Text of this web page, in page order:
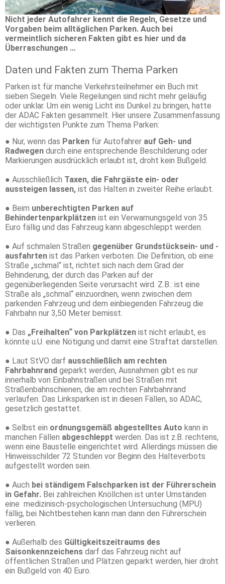
Nicht jeder Autofahrer kennt die Regeln, Gesetze und
Vorgaben beim alltäglichen Parken. Auch bei
vermeintlich sicheren Fakten gibt es hier und da
Überraschungen …
Daten und Fakten zum Thema Parken
Parken ist für manche Verkehrsteilnehmer ein Buch mit
sieben Siegeln. Viele Regelungen sind nicht mehr geläufig
oder unklar. Um ein wenig Licht ins Dunkel zu bringen, hatte
der ADAC Fakten gesammelt. Hier unsere Zusammenfassung
der wichtigsten Punkte zum Thema Parken:
● Nur, wenn das Parken für Autofahrer auf Geh- und
Radwegen durch eine entsprechende Beschilderung oder
Markierungen ausdrücklich erlaubt ist, droht kein Bußgeld.
● Ausschließlich Taxen, die Fahrgäste ein- oder
aussteigen lassen, ist das Halten in zweiter Reihe erlaubt.
● Beim unberechtigten Parken auf
Behindertenparkplätzen ist ein Verwarnungsgeld von 35
Euro fällig und das Fahrzeug kann abgeschleppt werden.
● Auf schmalen Straßen gegenüber Grundstücksein- und -
ausfahrten ist das Parken verboten. Die Definition, ob eine
Straße „schmal“ ist, richtet sich nach dem Grad der
Behinderung, der durch das Parken auf der
gegenüberliegenden Seite verursacht wird. Z.B.: ist eine
Straße als „schmal“ einzuordnen, wenn zwischen dem
parkenden Fahrzeug und dem einbiegenden Fahrzeug die
Fahrbahn nur 3,50 Meter bemisst.
● Das „Freihalten“ von Parkplätzen ist nicht erlaubt, es
könnte u.U. eine Nötigung und damit eine Straftat darstellen.
● Laut StVO darf ausschließlich am rechten
Fahrbahnrand geparkt werden, Ausnahmen gibt es nur
innerhalb von Einbahnstraßen und bei Straßen mit
Straßenbahnschienen, die am rechten Fahrbahnrand
verlaufen. Das Linksparken ist in diesen Fällen, so ADAC,
gesetzlich gestattet.
● Selbst ein ordnungsgemäß abgestelltes Auto kann in
manchen Fällen abgeschleppt werden. Das ist z.B. rechtens,
wenn eine Baustelle eingerichtet wird. Allerdings müssen die
Hinweisschilder 72 Stunden vor Beginn des Halteverbots
aufgestellt worden sein.
● Auch bei ständigem Falschparken ist der Führerschein
in Gefahr. Bei zahlreichen Knöllchen ist unter Umständen
eine medizinisch-psychologischen Untersuchung (MPU)
fällig, bei Nichtbestehen kann man dann den Führerschein
verlieren.
● Außerhalb des Gültigkeitszeitraums des
Saisonkennzeichens darf das Fahrzeug nicht auf
öffentlichen Straßen und Plätzen geparkt werden, hier droht
ein Bußgeld von 40 Euro.